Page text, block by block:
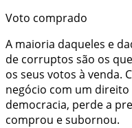
Voto comprado
A maioria daqueles e
de corruptos são os
os seus votos à venda.
negócio com um
democracia, perde a
comprou e subornou.